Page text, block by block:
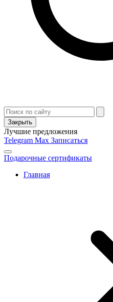
Закрыть
Лучшие предложения
Telegram Max Записаться
Подарочные сертификаты
Главная